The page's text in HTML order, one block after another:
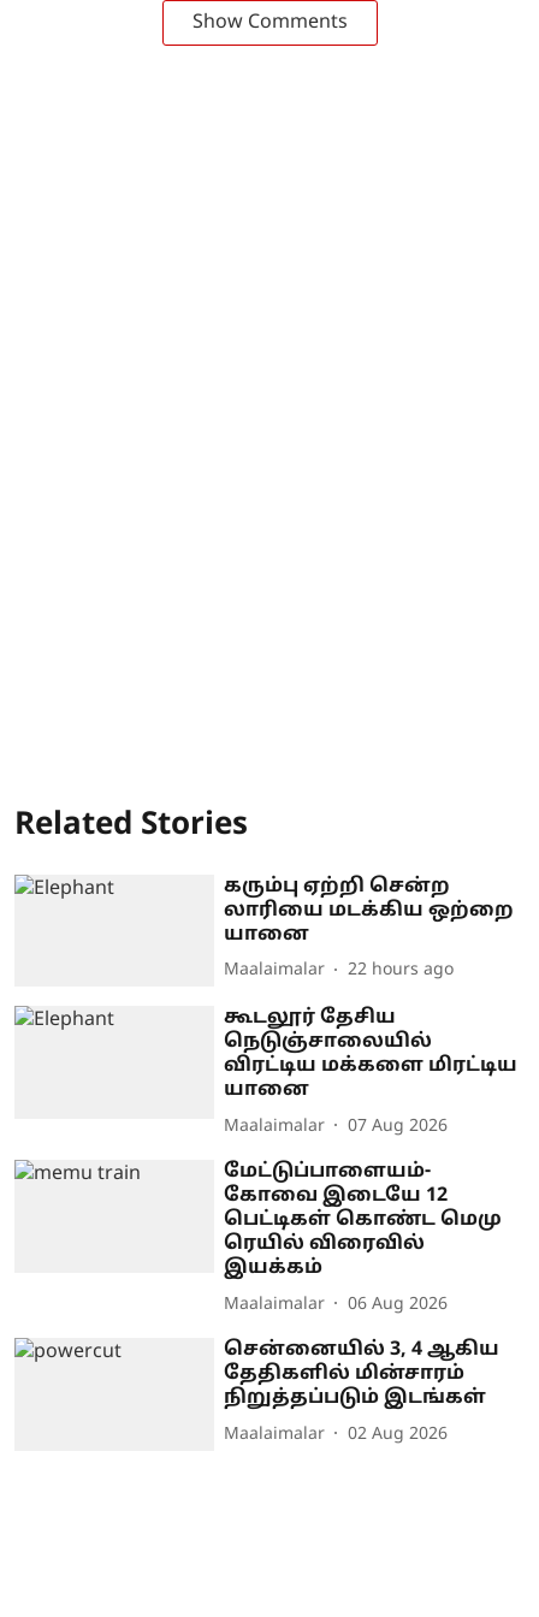
Show Comments
Related Stories
கரும்பு ஏற்றி சென்ற
லாரியை மடக்கிய ஒற்றை
யானை
Maalaimalar 22 hours ago
கூடலூர் தேசிய
நெடுஞ்சாலையில்
விரட்டிய மக்களை மிரட்டிய
யானை
Maalaimalar 07 Aug 2026
மேட்டுப்பாளையம்-
கோவை இடையே 12
பெட்டிகள் கொண்ட மெமு
ரெயில் விரைவில்
இயக்கம்
Maalaimalar 06 Aug 2026
சென்னையில் 3, 4 ஆகிய
தேதிகளில் மின்சாரம்
நிறுத்தப்படும் இடங்கள்
Maalaimalar 02 Aug 2026